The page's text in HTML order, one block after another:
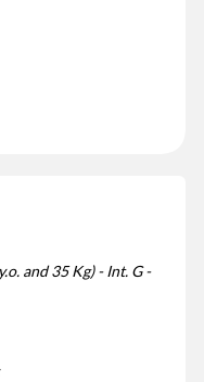
and 35 Kg) - Int. G -